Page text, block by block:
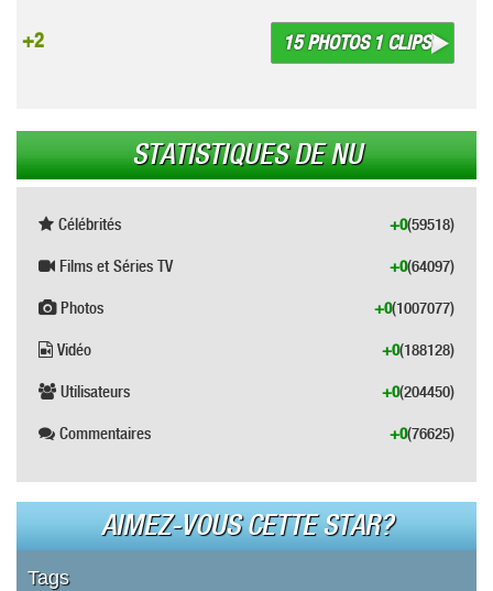
15 PHOTOS 1 CLIPS
+2
STATISTIQUES DE NU
Célébrités (59518)
+0
Films et Séries TV (64097)
+0
Photos (1007077)
+0
Vidéo (188128)
+0
Utilisateurs (204450)
+0
Commentaires (76625)
+0
AIMEZ-VOUS CETTE STAR?
Tags